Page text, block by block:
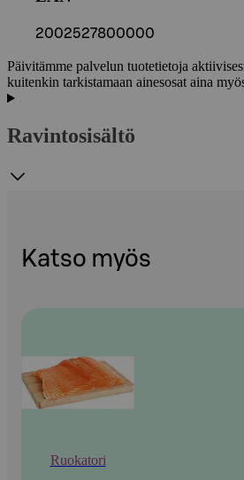
2002527800000
Päivitämme palvelun tuotetietoja
kuitenkin tarkistamaan ainesosat aina
Ravintosisältö
Katso myös
Ruokatori